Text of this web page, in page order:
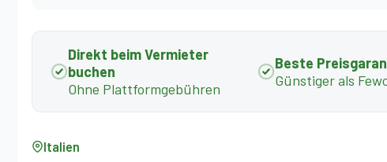
Direkt beim Vermieter
buchen
Ohne Plattformgebühren
Beste
Günstiger als
Italien